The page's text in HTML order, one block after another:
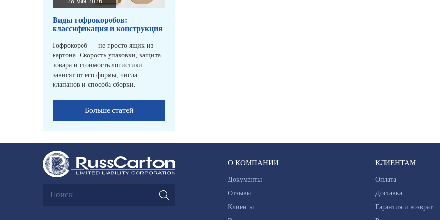
Виды гофрокоробов:
классификация и конструкция
Гофрокороб — не просто ящик из
картона. Скорость упаковки, защита
товара и стоимость логистики
зависят от его формы, числа
клапанов и способа сборки.
Больше статей
О КОМПАНИИ
Документы
Отзывы
Клиенты
КЛИЕНТАМ
Оплата
Доставка
Гарантия и возврат